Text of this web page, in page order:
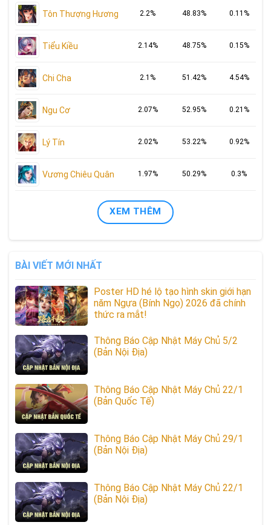
Tôn Thượng Hương 2.2% 48.83% 0.11%
Tiểu Kiều 2.14% 48.75% 0.15%
Chi Cha 2.1% 51.42% 4.54%
Ngu Cơ 2.07% 52.95% 0.21%
Lý Tín 2.02% 53.22% 0.92%
Vương Chiêu Quân 1.97% 50.29% 0.3%
XEM THÊM
BÀI VIẾT MỚI NHẤT
Poster HD hé lộ tạo hình skin giới hạn
năm Ngựa (Bính Ngọ) 2026 đã chính
thức ra mắt!
Thông Báo Cập Nhật Máy Chủ 5/2
(Bản Nội Địa)
Thông Báo Cập Nhật Máy Chủ 22/1
(Bản Quốc Tế)
Thông Báo Cập Nhật Máy Chủ 29/1
(Bản Nội Địa)
Thông Báo Cập Nhật Máy Chủ 22/1
(Bản Nội Địa)